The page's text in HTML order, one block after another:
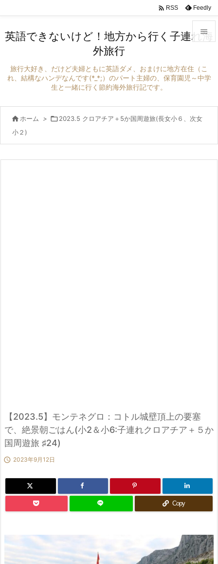


検索
 RSS Feedly
英語できないけど！地方から行く子連れ海
外旅行
旅行大好き、だけど夫婦ともに英語ダメ、おまけに地方在住（こ
れ、結構なハンデなんです(*_*;）のパート主婦の、保育園児～中学
生と一緒に行く節約海外旅行記です。
 ホーム > 2023.5 クロアチア＋5か国周遊旅(長女小６、次女
小２)
【2023.5】モンテネグロ：コトル城壁頂上の要塞
で、絶景朝ごはん(小2＆小6:子連れクロアチア＋５か
国周遊旅 ♯24)
 2023年9月12日
Copy